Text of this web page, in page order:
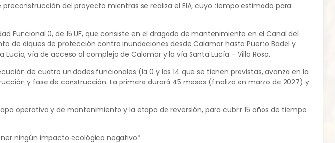
preconstrucción del proyecto mientras se realiza el EIA, cuyo tiempo estimado para
Funcional 0, de 15 UF, que consiste en el dragado de mantenimiento en el Canal del
de diques de protección contra inundaciones desde Calamar hasta Puerto Badel y
vía de acceso al complejo de Calamar y la vía Santa Lucía – Villa Rosa.
de cuatro unidades funcionales (la 0 y las 14 que se tienen previstas, avanza en la
y fase de construcción. La primera durará 45 meses (finaliza en marzo de 2027) y
operativa y de mantenimiento y la etapa de reversión, para cubrir 15 años de tiempo
ningún impacto ecológico negativo*